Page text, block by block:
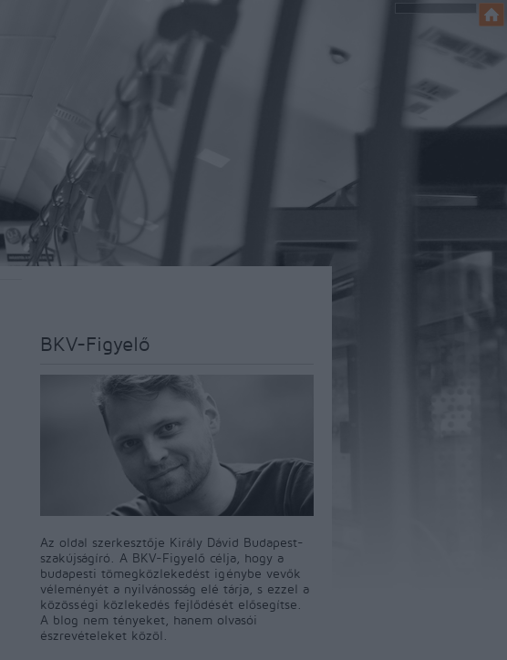
BKV-Figyelő
Az oldal szerkesztője Király Dávid Budapest-
szakújságíró. A BKV-Figyelő célja, hogy a
budapesti tömegközlekedést igénybe vevők
véleményét a nyilvánosság elé tárja, s ezzel a
közösségi közlekedés fejlődését elősegítse.
A blog nem tényeket, hanem olvasói
észrevételeket közöl.